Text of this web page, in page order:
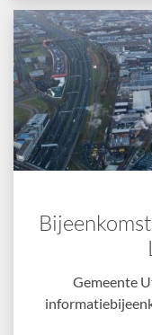
Gemeente